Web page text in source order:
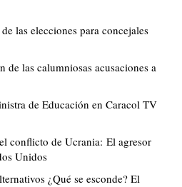
las elecciones para concejales
de las calumniosas acusaciones a
de Educación en Caracol TV
conflicto de Ucrania: El agresor
Unidos
¿Qué se esconde? El